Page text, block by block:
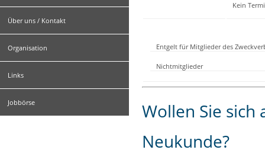
Über uns / Kontakt
Organisation
Links
Jobbörse
Kein
Entgelt für Mitglieder des
Nichtmitglieder
Wollen Sie sich
Neukunde?